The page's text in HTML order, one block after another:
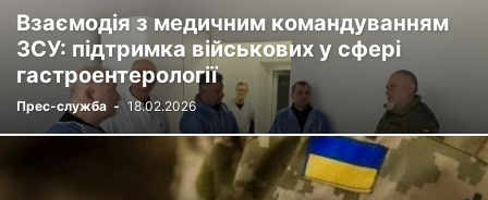
ПЛАН ДЕРЖАВНИХ ЗАКУПІВЕЛЬ ДУ НАМН УКРАЇНИ ПУБЛІКАЦІЇ
РЕЄСТР СТАТУТНІ ДОКУМЕНТИ УСТАНОВИ НАМН
ФОТОРЕПОРТАЖ ЦІКАВІ ПРОФЕСІЙНІ ВИПАДКИ
ЧЛЕНИ-КОРЕСПОНДЕНТИ
Взаємодія з медичним командуванням
ЗСУ: підтримка військових у сфері
гастроентерології
Прес-служба - 18.02.2026